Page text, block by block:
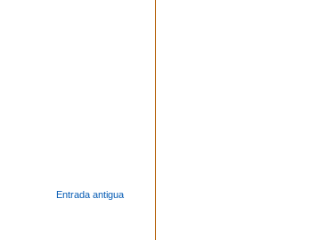
Entrada antigua